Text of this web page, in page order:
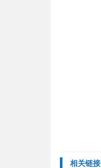
相关链接